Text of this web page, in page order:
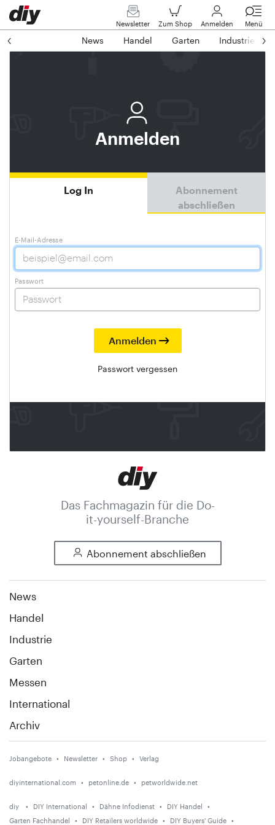
Newsletter Zum Shop Anmelden Menü
News Handel Garten Industrie
Anmelden
Log In
Abonnement
abschließen
E-Mail-Adresse
Passwort
Passwort vergessen
Das Fachmagazin für die Do-
it-yourself-Branche
Abonnement abschließen
News
Handel
Industrie
Garten
Messen
International
Archiv
Jobangebote Newsletter Shop Verlag
diyinternational.com petonline.de petworldwide.net
diy DIY International Dähne Infodienst
DIY Handel
Garten Fachhandel
DIY Retailers worldwide DIY Buyers' Guide